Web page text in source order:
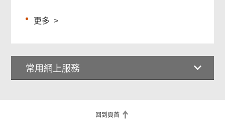
更多 >
常用網上服務
回到頁首